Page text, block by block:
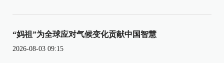
“妈祖”为全球应对气候变化贡献中国智慧
2026-08-03 09:15